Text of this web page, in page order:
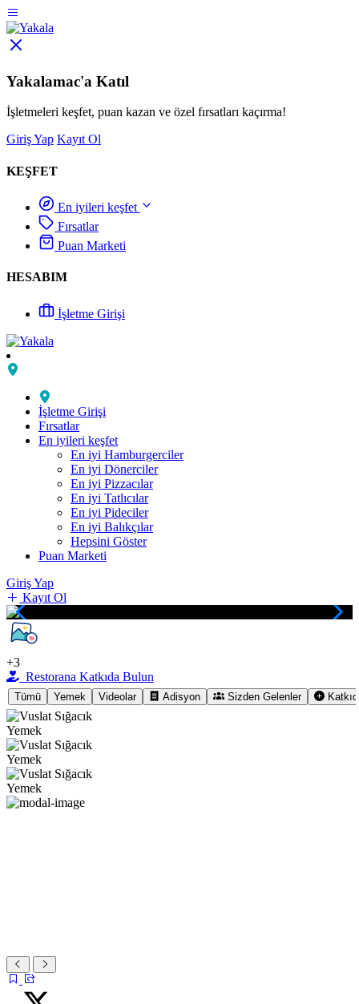
Yakalamac'a Katıl
İşletmeleri keşfet, puan kazan ve özel fırsatları kaçırma!
Giriş Yap Kayıt Ol
KEŞFET
En iyileri keşfet
Fırsatlar
Puan Marketi
HESABIM
İşletme Girişi
İşletme Girişi
Fırsatlar
En iyileri keşfet
En iyi Hamburgerciler
En iyi Dönerciler
En iyi Pizzacılar
En iyi Tatlıcılar
En iyi Pideciler
En iyi Balıkçılar
Hepsini Göster
Puan Marketi
Giriş Yap
Kayıt Ol
+3
Restorana Katkıda Bulun
Tümü Yemek Videolar Adisyon Sizden Gelenler
Yemek
Yemek
Yemek